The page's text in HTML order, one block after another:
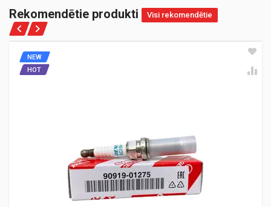
Rekomendētie produkti Visi rekomendētie
NEW
HOT